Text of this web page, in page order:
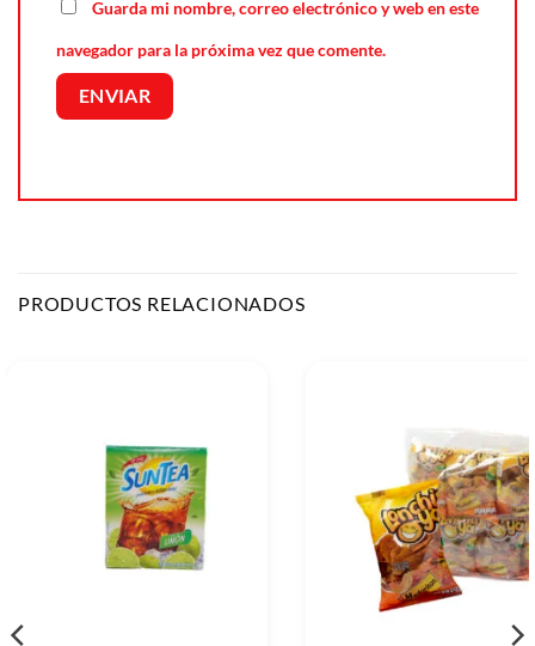
Guarda mi nombre, correo electrónico y web en este
navegador para la próxima vez que comente.
PRODUCTOS RELACIONADOS